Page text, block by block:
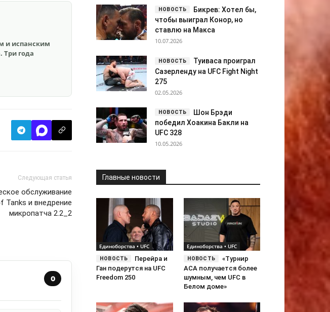
и испанским
Три года
Следующая статья
обслуживание
Tanks и внедрение
микропатча 2.2_2
0
Бикрев: Хотел бы,
чтобы выиграл Конор, но
ставлю на Макса
10.07.2026
Туиваса проиграл
Сазерленду на UFC Fight Night
275
02.05.2026
Шон Брэди
победил Хоакина Бакли на
UFC 328
10.05.2026
Главные новости
Единоборства • UFC
Перейра и
Ган подерутся на UFC
Freedom 250
Единоборства • UFC
«Tурнир
ACA получается более
шумным, чем UFC в
Белом доме»